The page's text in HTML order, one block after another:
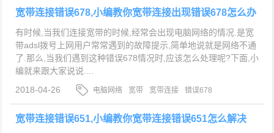
宽带连接错误678,小编教你宽带连接出现错误678怎么办
有时候,当我们连接宽带的时候,经常会出现电脑网络的情况.是宽
带adsl拨号上网用户常常遇到的故障提示,简单地说就是网络不通
了.那么,当我们遇到这种错误678情况时,应该怎么处理呢?下面,小
编就来跟大家说说....
2018-04-26
电脑网络 宽带 宽带连接 错误678
宽带连接错误651,小编教你宽带连接错误651怎么解决